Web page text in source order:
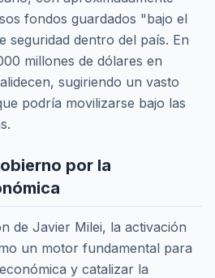
fondos guardados "bajo el
seguridad dentro del país. En
millones de dólares en
sugiriendo un vasto
podría movilizarse bajo las
por la
de Javier Milei, la activación
un motor fundamental para
y catalizar la